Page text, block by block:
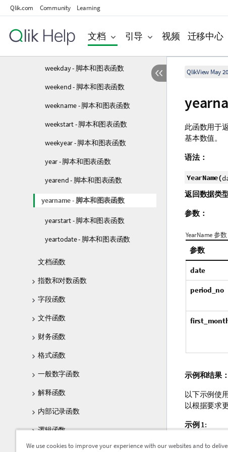
Qlik.com Community Learning
文档 引导 视频 迁移中心
today - 脚本和图表函数
UTC - 脚本和图表函数
weekday - 脚本和图表函数
weekend - 脚本和图表函数
weekname - 脚本和图表函数
weekstart - 脚本和图表函数
weekyear - 脚本和图表函数
year - 脚本和图表函数
yearend - 脚本和图表函数
yearname - 脚本和图表函数
yearstart - 脚本和图表函数
yeartodate - 脚本和图表函数
文档函数
指数和对数函数
字段函数
文件函数
财务函数
格式函数
一般数字函数
解释函数
内部记录函数
逻辑函数
映射函数
QlikView May
此函数用于
基本数值。
语法：
YearName(
返回数据类
参数：
YearName 参数
参数
date
period_no
示例和结果：
以下示例使
以根据要求
示例 1:
yearname (
We use cookies to improve your experience with our websites and to